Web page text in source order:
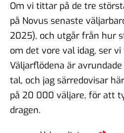
Om vi tittar på de tre
på Novus senaste
2025), och utgår från hur
om det vore val idag, ser
Väljarflödena är
tal, och jag särredovisar
på 20 000 väljare, för att
dragen.